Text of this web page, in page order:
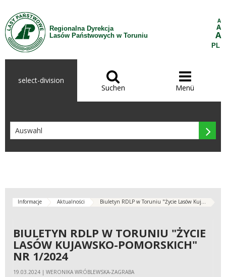
Zum Inhalt wechseln
Regionalna Dyrekcja
Lasów Państwowych w Toruniu
A
A
A
PL
select-division 
Suchen

Menü

Informacje Aktualności Biuletyn RDLP w Toruniu "Życie Lasów Kuj...
BIULETYN RDLP W TORUNIU "ŻYCIE
LASÓW KUJAWSKO-POMORSKICH"
NR 1/2024
19.03.2024 | WERONIKA WRÓBLEWSKA-ZAGRABA